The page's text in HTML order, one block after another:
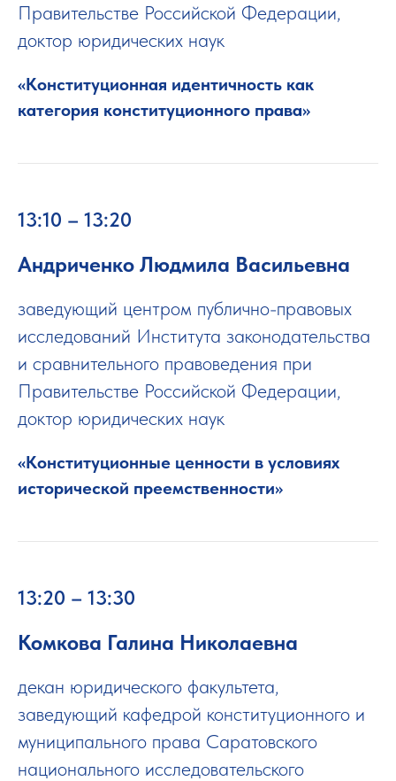
Правительстве Российской Федерации,
доктор юридических наук
«Конституционная идентичность как
категория конституционного права»
13:10 – 13:20
Андриченко Людмила Васильевна
заведующий центром публично-правовых
исследований Института законодательства
и сравнительного правоведения при
Правительстве Российской Федерации,
доктор юридических наук
«Конституционные ценности в условиях
исторической преемственности»
13:20 – 13:30
Комкова Галина Николаевна
декан юридического факультета,
заведующий кафедрой конституционного и
муниципального права Саратовского
национального исследовательского